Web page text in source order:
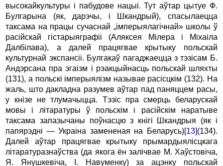
высокайкультуры і пабудове нацыі. Тут аўтар цытуе Ф.
Булгарына (як, дарэчы, i Шкандрый), спасылаецца
таксама на працы сучаснай „імперыялагічнай» школы ў
расійскай гістарыяграфіі (Аляксея Мілера i Міхаіла
Далбілава), а далей працягвае крытыку польскай
культурнай экспансіі. Булгакаў пагаджаецца з тэзісам Б.
Андэрсана пра эгаізм i рэакцыйнасць польскай шляхты
(131), a польскі імперыялізм называе расісцкім (132). На
жаль, што дакладна разумев аўтар пад паняццем расы,
у кнізе не тлумачыцца. Тэзіс пра смерць беларускай
мовы i літаратуры ў польскім i расійскім наратыве
таксама запазычаны поўнасцю з кнігі Шкандрыя (як i
папярэдні — Украіна замененая на Беларусь)[13](134).
Далей аўтар працягвае крытыку прымардыялісцкага
літаратуразнаўства (да якога ён залічвае М. Хаўстовіча,
Я. Янушкевіча, I. Навуменку) за ацэнку польскай